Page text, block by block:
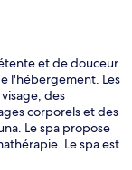
et de douceur
l'hébergement. Les
des
corporels et des
Le spa propose
Le spa est